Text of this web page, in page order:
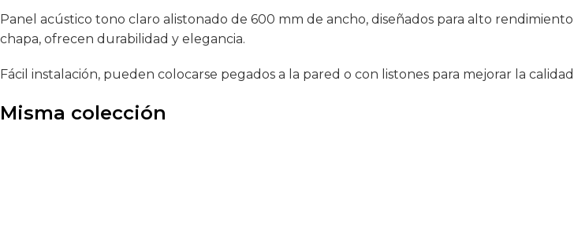
Panel acústico tono claro alistonado de 600 mm de ancho, diseñados para alto
chapa, ofrecen durabilidad y elegancia.
Fácil instalación, pueden colocarse pegados a la pared o con listones para mejorar la
Misma colección